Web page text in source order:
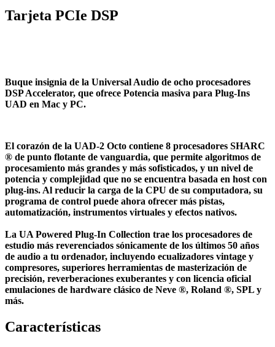
Tarjeta PCIe DSP
Buque insignia de la Universal Audio de ocho procesadores
DSP Accelerator, que ofrece Potencia masiva para Plug-Ins
UAD en Mac y PC.
El corazón de la UAD-2 Octo contiene 8 procesadores SHARC
® de punto flotante de vanguardia, que permite algoritmos de
procesamiento más grandes y más sofisticados, y un nivel de
potencia y complejidad que no se encuentra basada en host con
plug-ins. Al reducir la carga de la CPU de su computadora, su
programa de control puede ahora ofrecer más pistas,
automatización, instrumentos virtuales y efectos nativos.
La UA Powered Plug-In Collection trae los procesadores de
estudio más reverenciados sónicamente de los últimos 50 años
de audio a tu ordenador, incluyendo ecualizadores vintage y
compresores, superiores herramientas de masterización de
precisión, reverberaciones exuberantes y con licencia oficial
emulaciones de hardware clásico de Neve ®, Roland ®, SPL y
más.
Características